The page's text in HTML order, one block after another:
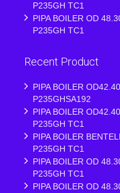
P235GH TC1
PIPA BOILER OD
P235GH TC1
Recent Product
PIPA BOILER
P235GHSA192
PIPA BOILER
P235GH TC1
PIPA BOILER
P235GH TC1
PIPA BOILER OD
P235GH TC1
PIPA BOILER OD